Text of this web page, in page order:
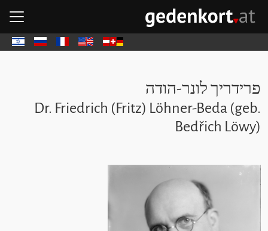
GEDENKORT - דף הבית
Deutsch
English
Français
Русский
פרידריך לונר-הודה
Dr. Friedrich (Fritz) Löhner-Beda (geb.
Bedřich Löwy)